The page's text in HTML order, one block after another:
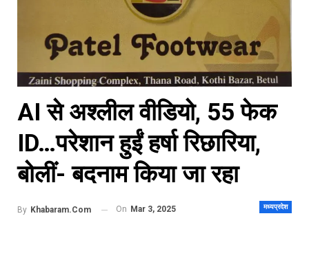
AI से अश्लील वीडियो, 55 फेक
ID…परेशान हुईं हर्षा रिछारिया,
बोलीं- बदनाम किया जा रहा
मध्यप्रदेश
By Khabaram.Com On Mar 3, 2025